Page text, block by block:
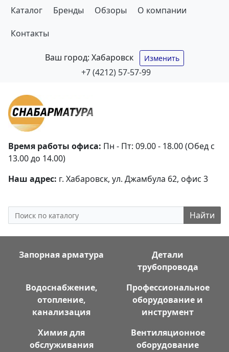
Каталог Бренды Обзоры О компании
Контакты
Ваш город: Хабаровск Изменить
+7 (4212) 57-57-99
Время работы офиса: Пн - Пт: 09.00 - 18.00 (Обед с
13.00 до 14.00)
Наш адрес: г. Хабаровск, ул. Джамбула 62, офис 3
Найти
Запорная арматура
Детали
трубопровода
Водоснабжение,
отопление,
канализация
Профессиональное
оборудование и
инструмент
Химия для
обслуживания
Вентиляционное
оборудование